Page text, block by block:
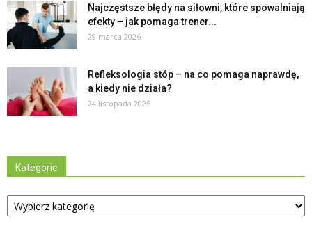
Najczęstsze błędy na siłowni, które spowalniają
efekty – jak pomaga trener...
29 marca 2026
Refleksologia stóp – na co pomaga naprawdę,
a kiedy nie działa?
24 listopada 2025
Kategorie
Kategorie